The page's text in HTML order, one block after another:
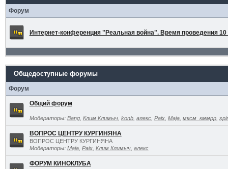
Форум
Интернет-конференция "Реальная война". Время проведения 10
Общедоступные форумы
Форум
Общий форум
Модераторы: Bang, Клим Климыч, konb, алекс, Paix, Maja, мксм_кммрр,
ВОПРОС ЦЕНТРУ КУРГИНЯНА
ВОПРОС ЦЕНТРУ КУРГИНЯНА
Модераторы: Maja, Paix, Клим Климыч, алекс
ФОРУМ КИНОКЛУБА